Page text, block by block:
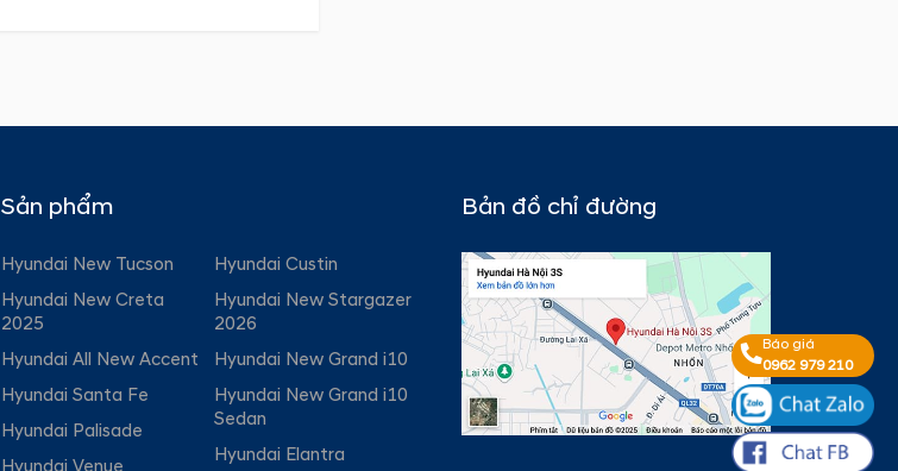
Sản phẩm
Hyundai New Tucson
Hyundai New Creta
2025
Hyundai All New Accent
Hyundai Santa Fe
Hyundai Palisade
Hyundai Custin
Hyundai New Stargazer
2026
Hyundai New Grand i10
Hyundai New Grand i10
Sedan
Hyundai Elantra
Bản đồ chỉ đường
Báo giá
0962 979 210